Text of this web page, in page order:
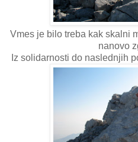
Vmes je bilo treba kak skalni
nanovo
Iz solidarnosti do naslednjih